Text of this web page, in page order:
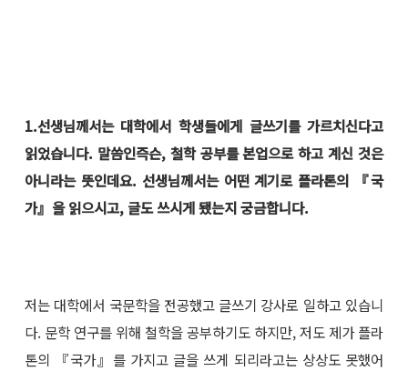
1.선생님께서는 대학에서 학생들에게 글쓰기를 가르치신다고
읽었습니다. 말씀인즉슨, 철학 공부를 본업으로 하고 계신 것은
아니라는 뜻인데요. 선생님께서는 어떤 계기로 플라톤의 『국
가』을 읽으시고, 글도 쓰시게 됐는지 궁금합니다.
저는 대학에서 국문학을 전공했고 글쓰기 강사로 일하고 있습니
다. 문학 연구를 위해 철학을 공부하기도 하지만, 저도 제가 플라
톤의 『국가』를 가지고 글을 쓰게 되리라고는 상상도 못했어